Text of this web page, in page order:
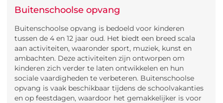
Buitenschoolse opvang
Buitenschoolse opvang is bedoeld voor kinderen
tussen de 4 en 12 jaar oud. Het biedt een breed scala
aan activiteiten, waaronder sport, muziek, kunst en
ambachten. Deze activiteiten zijn ontworpen om
kinderen zich verder te laten ontwikkelen en hun
sociale vaardigheden te verbeteren. Buitenschoolse
opvang is vaak beschikbaar tijdens de schoolvakanties
en op feestdagen, waardoor het gemakkelijker is voor